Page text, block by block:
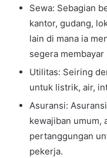
Sewa: Sebagian
kantor, gudang,
lain di mana ia
segera membayar
Utilitas: Seiring
untuk listrik, air,
Asuransi:
kewajiban umum,
pertanggungan
pekerja.